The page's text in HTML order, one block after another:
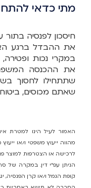
מתי כדאי
חיסכון לפנסיה
את ההבדל ברגע
במקרי נכות
את ההכנסה
שתתחילו לחסוך
שאתם מכוסים,
האמור לעיל הינו למטרת
מהווה ייעוץ משפטי ו/או
לרכישה או הצטרפות למוצר
הניתן עפ"י דין. במקרה של
קופת הגמל ו/או קרן הפנסיה,